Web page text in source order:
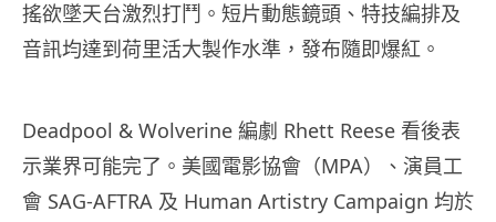
搖欲墜天台激烈打鬥。短片動態鏡頭、特技編排及
音訊均達到荷里活大製作水準，發布隨即爆紅。
Deadpool & Wolverine 編劇 Rhett Reese 看後表
示業界可能完了。美國電影協會（MPA）、演員工
會 SAG-AFTRA 及 Human Artistry Campaign 均於